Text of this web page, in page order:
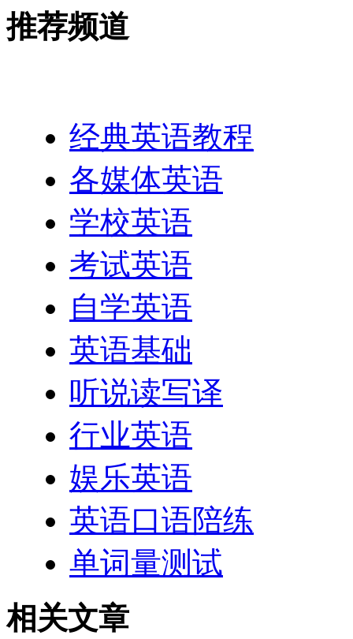
推荐频道
经典英语教程
各媒体英语
学校英语
考试英语
自学英语
英语基础
听说读写译
行业英语
娱乐英语
英语口语陪练
单词量测试
相关文章